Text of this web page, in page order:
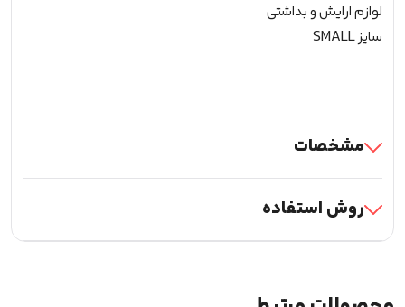
لوازم ارایش و بداشتی
سایز SMALL
مشخصات
روش استفاده